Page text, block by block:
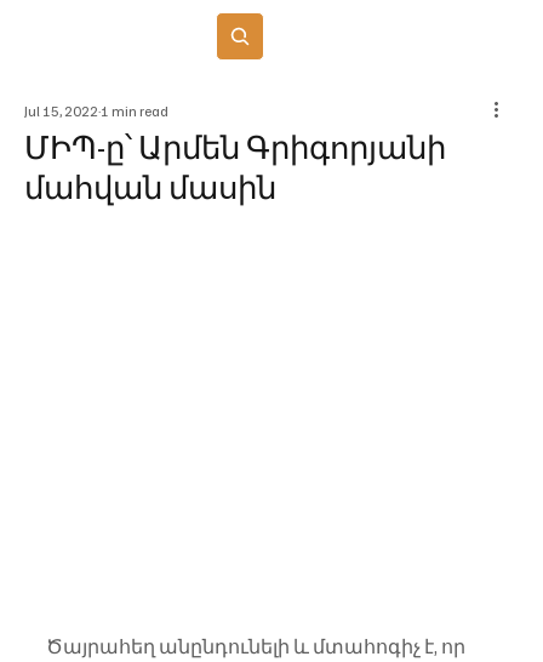
ՄԻՊ-ը՝ Արմեն Գրիգորյանի
մահվան մասին
Jul 15, 2022 1 min read
Ծայրահեղ անընդունելի և մտահոգիչ է, որ